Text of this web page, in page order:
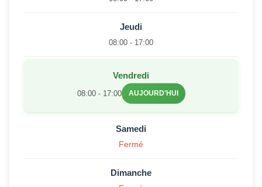
Jeudi
08:00 - 17:00
Vendredi
08:00 - 17:00 AUJOURD'HUI
Samedi
Fermé
Dimanche